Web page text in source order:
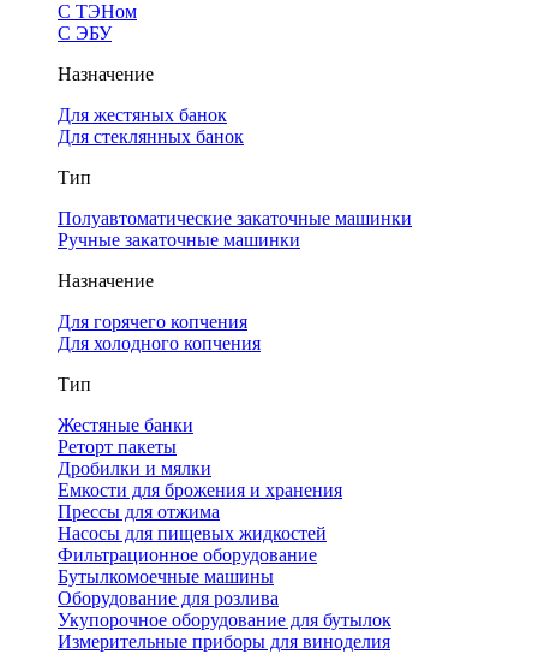
С ТЭНом
С ЭБУ
Назначение
Для жестяных банок
Для стеклянных банок
Тип
Полуавтоматические закаточные машинки
Ручные закаточные машинки
Назначение
Для горячего копчения
Для холодного копчения
Тип
Жестяные банки
Реторт пакеты
Дробилки и мялки
Емкости для брожения и хранения
Прессы для отжима
Насосы для пищевых жидкостей
Фильтрационное оборудование
Бутылкомоечные машины
Оборудование для розлива
Укупорочное оборудование для бутылок
Измерительные приборы для виноделия